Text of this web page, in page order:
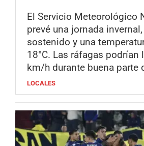
El Servicio Meteorológico
prevé una jornada
sostenido y una
18°C. Las ráfagas podrían
km/h durante buena parte
LOCALES